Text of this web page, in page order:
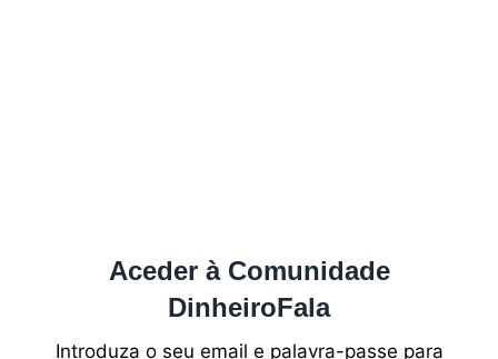
Aceder à Comunidade
DinheiroFala
Introduza o seu email e palavra-passe para